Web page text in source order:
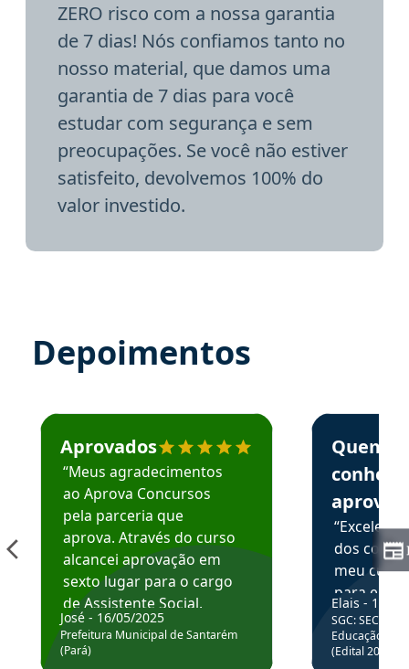
ZERO risco com a nossa garantia
de 7 dias! Nós confiamos tanto no
nosso material, que damos uma
garantia de 7 dias para você
estudar com segurança e sem
preocupações. Se você não estiver
satisfeito, devolvemos 100% do
valor investido.
Depoimentos
Estudante José recomenda o Aprova Concursos em
Aprovados
“Meus agradecimentos
ao Aprova Concursos
pela parceria que
aprova. Através do curso
alcancei aprovação em
sexto lugar para o cargo
de Assistente Social.
Hoje estou atuando na
Prefeitura de Santarém.
José - 16/05/2025
Prefeitura Municipal de Santarém
(Pará)
Estudante
Quem
aprova
dos
meu
para
colocar
através
de
Elais - 15/
SGC: SEC BA
Educação
(Edital